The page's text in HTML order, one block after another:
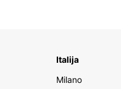
Italija
Milano